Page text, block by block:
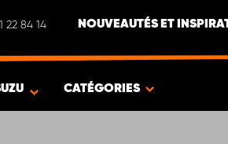
22 84 14 NOUVEAUTÉS ET
CATÉGORIES